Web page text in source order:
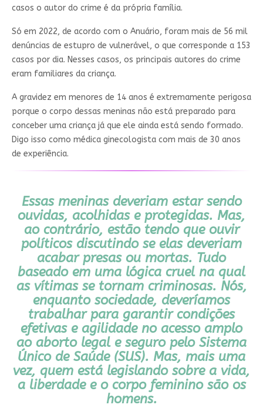
casos o autor do crime é da própria família.
Só em 2022, de acordo com o Anuário, foram mais de 56 mil
denúncias de estupro de vulnerável, o que corresponde a 153
casos por dia. Nesses casos, os principais autores do crime
eram familiares da criança.
A gravidez em menores de 14 anos é extremamente perigosa
porque o corpo dessas meninas não está preparado para
conceber uma criança já que ele ainda está sendo formado.
Digo isso como médica ginecologista com mais de 30 anos
de experiência.
Essas meninas deveriam estar sendo
ouvidas, acolhidas e protegidas. Mas,
ao contrário, estão tendo que ouvir
políticos discutindo se elas deveriam
acabar presas ou mortas. Tudo
baseado em uma lógica cruel na qual
as vítimas se tornam criminosas. Nós,
enquanto sociedade, deveríamos
trabalhar para garantir condições
efetivas e agilidade no acesso amplo
ao aborto legal e seguro pelo Sistema
Único de Saúde (SUS). Mas, mais uma
vez, quem está legislando sobre a vida,
a liberdade e o corpo feminino são os
homens.